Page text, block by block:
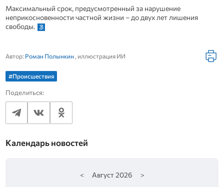
Максимальный срок, предусмотренный за нарушение
неприкосновенности частной жизни – до двух лет лишения
свободы.
Автор: Роман Полынкин , иллюстрация ИИ
#Происшествия
Поделиться:
Календарь новостей
< Август 2026 >